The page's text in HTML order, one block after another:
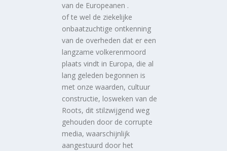
van de Europeanen .
of te wel de ziekelijke
onbaatzuchtige ontkenning
van de overheden dat er een
langzame volkerenmoord
plaats vindt in Europa, die al
lang geleden begonnen is
met onze waarden, cultuur
constructie, losweken van de
Roots, dit stilzwijgend weg
gehouden door de corrupte
media, waarschijnlijk
aangestuurd door het